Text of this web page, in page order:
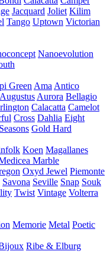
Jacquard Joliet Kilim
Tango Uptown Victorian
Nanoevolution
Green Ama Antico
Augustus Aurora Bellagio
Calacatta Camelot
Cross Dahlia Eight
Gold Hard
Koen Magallanes
Marble
Oxyd Jewel Piemonte
Savona Seville Snap Souk
Twist Vintage Volterra
Memorie Metal Poetic
Ribe & Elburg